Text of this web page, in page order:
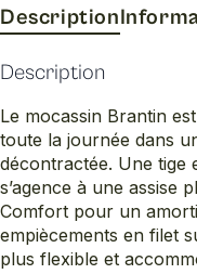
w
Description
Description
Le mocassin Brantin
toute la journée dans
décontractée. Une tige
s’agence à une assise
Comfort pour un
empiècements en filet
plus flexible et